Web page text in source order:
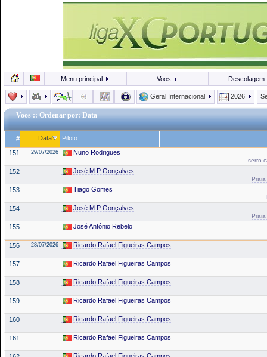
Menu principal Voos Descolagem
Geral Internacional 2026
Voos :: Ordenar por: Data
# Data Piloto
151 29/07/2026 Nuno Rodrigues
serro
152 José M P Gonçalves
153 Tiago Gomes
154 José M P Gonçalves
155 José António Rebelo
156 28/07/2026 Ricardo Rafael Figueiras Campos
157 Ricardo Rafael Figueiras Campos
158 Ricardo Rafael Figueiras Campos
159 Ricardo Rafael Figueiras Campos
160 Ricardo Rafael Figueiras Campos
161 Ricardo Rafael Figueiras Campos